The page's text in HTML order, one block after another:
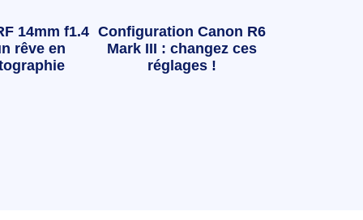
14mm f1.4
rêve en
Configuration Canon R6
Mark III : changez ces
réglages !